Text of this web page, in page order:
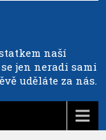
naší
jen neradi sami
uděláte za nás.